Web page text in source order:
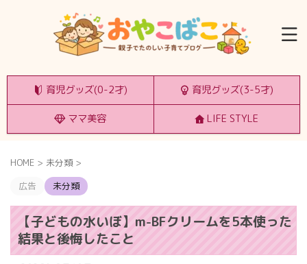
育児グッズ(0-2才) 育児グッズ(3-5才)
ママ美容 LIFE STYLE
HOME > 未分類 >
広告
未分類
【子どもの水いぼ】m-BFクリームを5本使った
結果と後悔したこと